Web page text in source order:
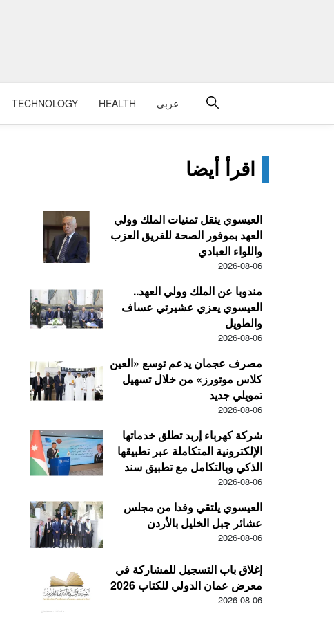
TECHNOLOGY HEALTH عربي
اقرأ أيضا
العيسوي ينقل تمنيات الملك وولي
العهد بموفور الصحة للفريق العزب
واللواء العبادي
2026-08-06
مندوبا عن الملك وولي العهد..
العيسوي يعزي عشيرتي عساف
والطويل
2026-08-06
مصرف عجمان يدعم توسع «العين
كلاس موتورز» من خلال تسهيل
تمويلي جديد
2026-08-06
شركة كهرباء إربد تطلق خدماتها
الإلكترونية المتكاملة عبر تطبيقها
الذكي وبالتكامل مع تطبيق سند
2026-08-06
العيسوي يلتقي وفدا من مجلس
عشائر جبل الخليل بالأردن
2026-08-06
إغلاق باب التسجيل للمشاركة في
معرض عمان الدولي للكتاب 2026
2026-08-06